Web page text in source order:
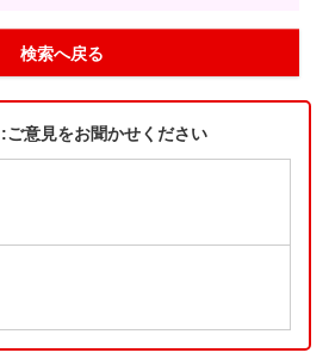
検索へ戻る
ご意見をお聞かせください